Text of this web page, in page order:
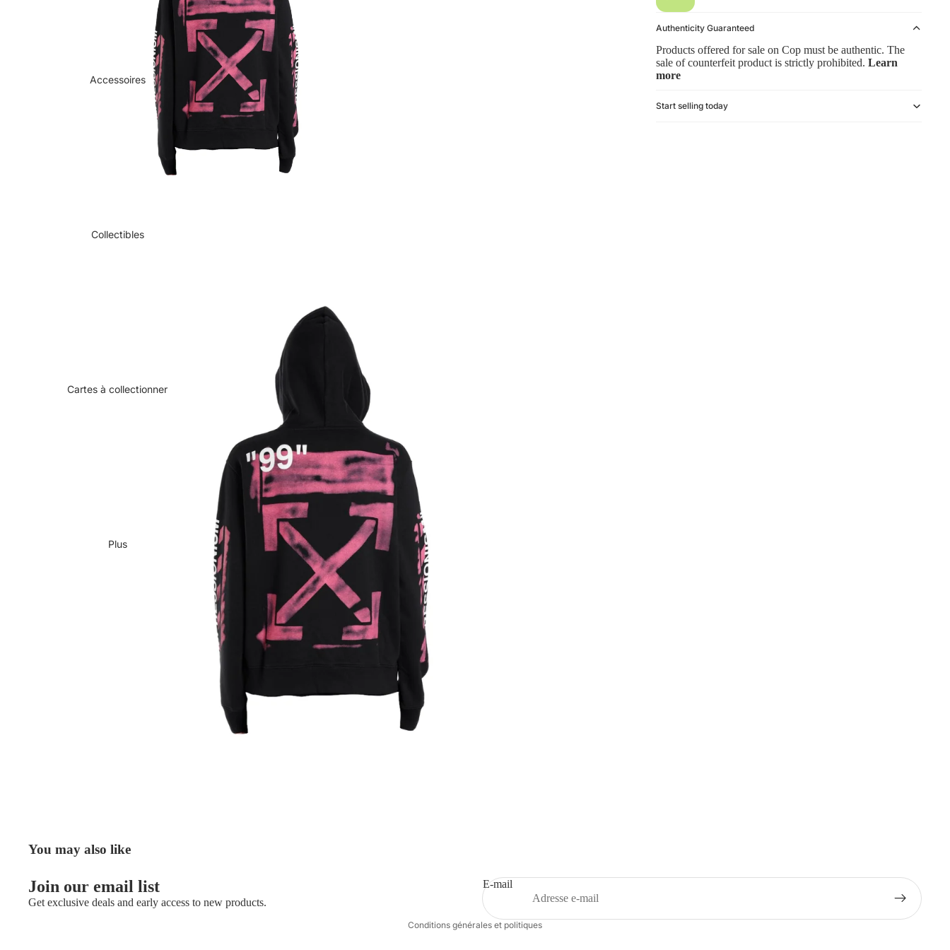
Accessoires
Collectibles
Cartes à collectionner
Plus
Authenticity Guaranteed
Products offered for sale on Cop must be authentic. The
sale of counterfeit product is strictly prohibited. Learn
more
Start selling today
You may also like
Join our email list
Get exclusive deals and early access to new products.
E-mail
Conditions générales et politiques
Politique d’expédition